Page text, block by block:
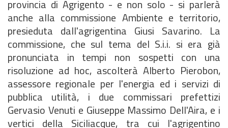
provincia di Agrigento - e non solo - si parlerà
anche alla commissione Ambiente e territorio,
presieduta dall'agrigentina Giusi Savarino. La
commissione, che sul tema del S.i.i. si era già
pronunciata in tempi non sospetti con una
risoluzione ad hoc, ascolterà Alberto Pierobon,
assessore regionale per l'energia ed i servizi di
pubblica utilità, i due commissari prefettizi
Gervasio Venuti e Giuseppe Massimo Dell'Aira, e i
vertici della Siciliacque, tra cui l'agrigentino